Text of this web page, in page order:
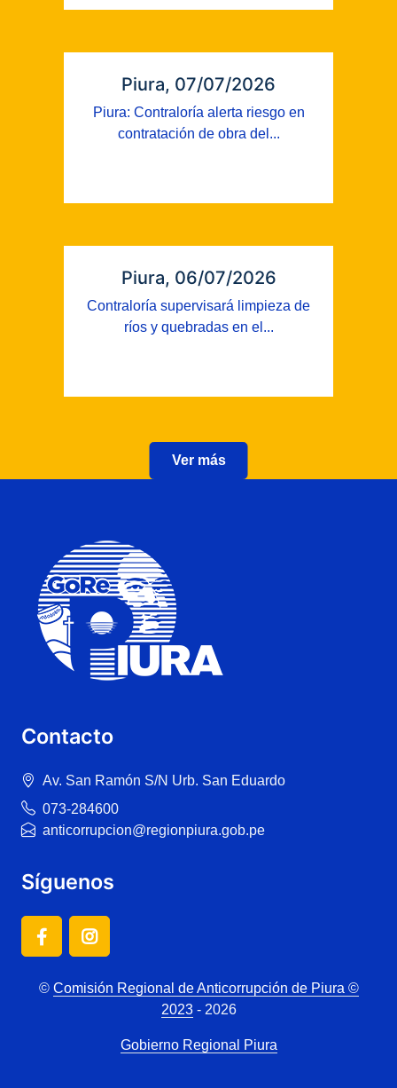
Piura, 07/07/2026
Piura: Contraloría alerta riesgo en
contratación de obra del...
Piura, 06/07/2026
Contraloría supervisará limpieza de
ríos y quebradas en el...
Ver más
Contacto
Av. San Ramón S/N Urb. San Eduardo
073-284600
anticorrupcion@regionpiura.gob.pe
Síguenos
© Comisión Regional de Anticorrupción de Piura ©
2023- 2026
Gobierno Regional Piura